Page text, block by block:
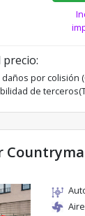
por colisión
de